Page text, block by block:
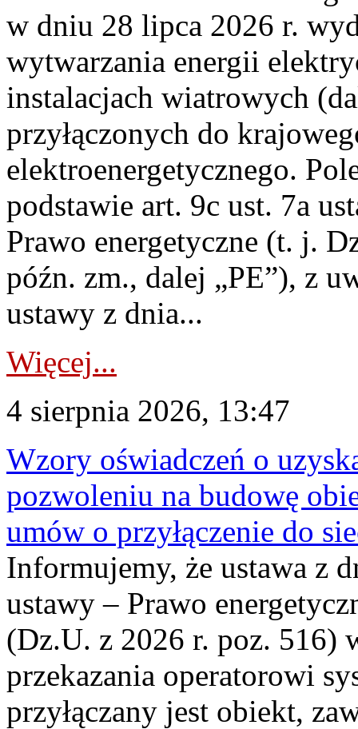
w dniu 28 lipca 2026 r.
wytwarzania energii
instalacjach wiatrowych
przyłączonych do
elektroenergetycznego.
podstawie art. 9c ust. 7a
Prawo energetyczne (t. j.
późn. zm., dalej „PE”), z
ustawy z dnia...
Więcej...
4 sierpnia 2026, 13:47
Wzory oświadczeń o
pozwoleniu na budowę
umów o przyłączenie do
Informujemy, że ustawa z
ustawy – Prawo
(Dz.U. z 2026 r. poz. 516)
przekazania operatorowi
przyłączany jest obiekt,